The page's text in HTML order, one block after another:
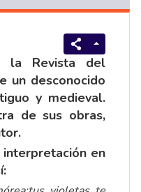
la Revista del
un desconocido
y medieval.
de sus obras,
interpretación en